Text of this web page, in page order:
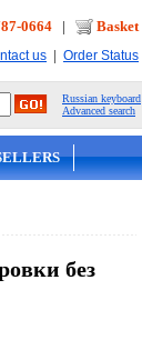
0664 | Basket
us | Order Status
Russian keyboard
Advanced search
без